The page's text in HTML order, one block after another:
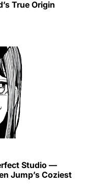
True Origin
Studio —
Jump’s Coziest